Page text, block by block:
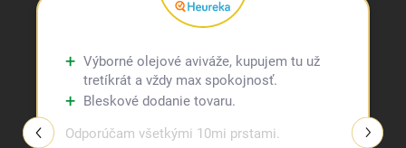
Výborné olejové aviváže, kupujem tu už
tretíkrát a vždy max spokojnosť.
Bleskové dodanie tovaru.
Odporúčam všetkými 10mi prstami.